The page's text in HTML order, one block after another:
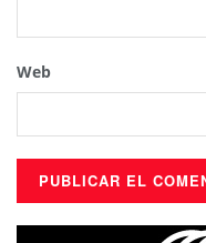
Web